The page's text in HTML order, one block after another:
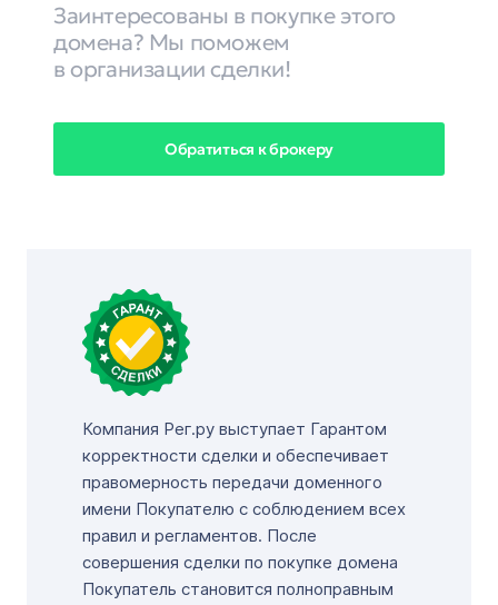
Заинтересованы в покупке этого
домена? Мы поможем
в организации сделки!
Обратиться к брокеру
Компания Рег.ру выступает Гарантом
корректности сделки и обеспечивает
правомерность передачи доменного
имени Покупателю с соблюдением всех
правил и регламентов. После
совершения сделки по покупке домена
Покупатель становится полноправным